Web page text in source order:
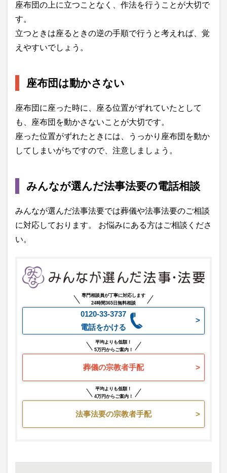
座布団の上に立つことなく、作法を行うことが大切で
す。
立つときは座るときの逆の手順で行うと考えれば、覚
えやすいでしょう。
座布団は動かさない
座布団に座った時に、座る位置がずれていたとして
も、座布団を動かさないことが大切です。
座った位置がずれたときには、うっかり座布団を動か
してしまいがちですので、注意しましょう。
みんなが選んだ法事法要の電話相談
みんなが選んだ法事法要では葬儀や法事法要のご相談
に対応しております。 お悩みにある方はご相談くださ
い。
専門相談員が丁寧に対応します
24時間365日無料相談
0120-33-3737
電話をかける
平均よりも低額！
5万円からご案内！
葬儀の宗教者手配
平均よりも低額！
4万円からご案内！
法事法要の宗教者手配